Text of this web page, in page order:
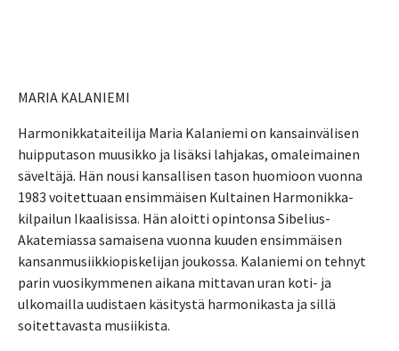
MARIA KALANIEMI
Harmonikkataiteilija Maria Kalaniemi on kansainvälisen
huipputason muusikko ja lisäksi lahjakas, omaleimainen
säveltäjä. Hän nousi kansallisen tason huomioon vuonna
1983 voitettuaan ensimmäisen Kultainen Harmonikka-
kilpailun Ikaalisissa. Hän aloitti opintonsa Sibelius-
Akatemiassa samaisena vuonna kuuden ensimmäisen
kansanmusiikkiopiskelijan joukossa. Kalaniemi on tehnyt
parin vuosikymmenen aikana mittavan uran koti- ja
ulkomailla uudistaen käsitystä harmonikasta ja sillä
soitettavasta musiikista.